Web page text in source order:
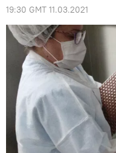
19:30 GMT 11.03.2021